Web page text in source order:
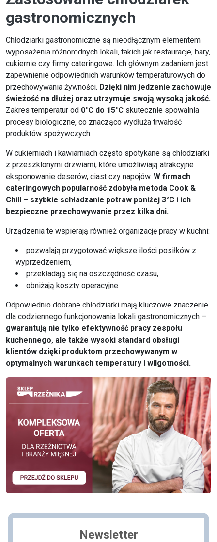
gastronomicznych
Chłodziarki gastronomiczne są nieodłącznym elementem
wyposażenia różnorodnych lokali, takich jak restauracje, bary,
cukiernie czy firmy cateringowe. Ich głównym zadaniem jest
zapewnienie odpowiednich warunków temperaturowych do
przechowywania żywności. Dzięki nim jedzenie zachowuje
świeżość na dłużej oraz utrzymuje swoją wysoką jakość.
Zakres temperatur od 0°C do 15°C skutecznie spowalnia
procesy biologiczne, co znacząco wydłuża trwałość
produktów spożywczych.
W cukierniach i kawiarniach często spotykane są chłodziarki
z przeszklonymi drzwiami, które umożliwiają atrakcyjne
eksponowanie deserów, ciast czy napojów. W firmach
cateringowych popularność zdobyła metoda Cook &
Chill – szybkie schładzanie potraw poniżej 3°C i ich
bezpieczne przechowywanie przez kilka dni.
Urządzenia te wspierają również organizację pracy w kuchni:
pozwalają przygotować większe ilości posiłków z
wyprzedzeniem,
przekładają się na oszczędność czasu,
obniżają koszty operacyjne.
Odpowiednio dobrane chłodziarki mają kluczowe znaczenie
dla codziennego funkcjonowania lokali gastronomicznych –
gwarantują nie tylko efektywność pracy zespołu
kuchennego, ale także wysoki standard obsługi
klientów dzięki produktom przechowywanym w
optymalnych warunkach temperatury i wilgotności.
Newsletter